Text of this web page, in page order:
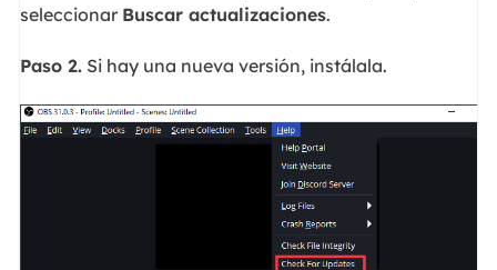
seleccionar Buscar actualizaciones.
Paso 2.Si hay una nueva versión, instálala.